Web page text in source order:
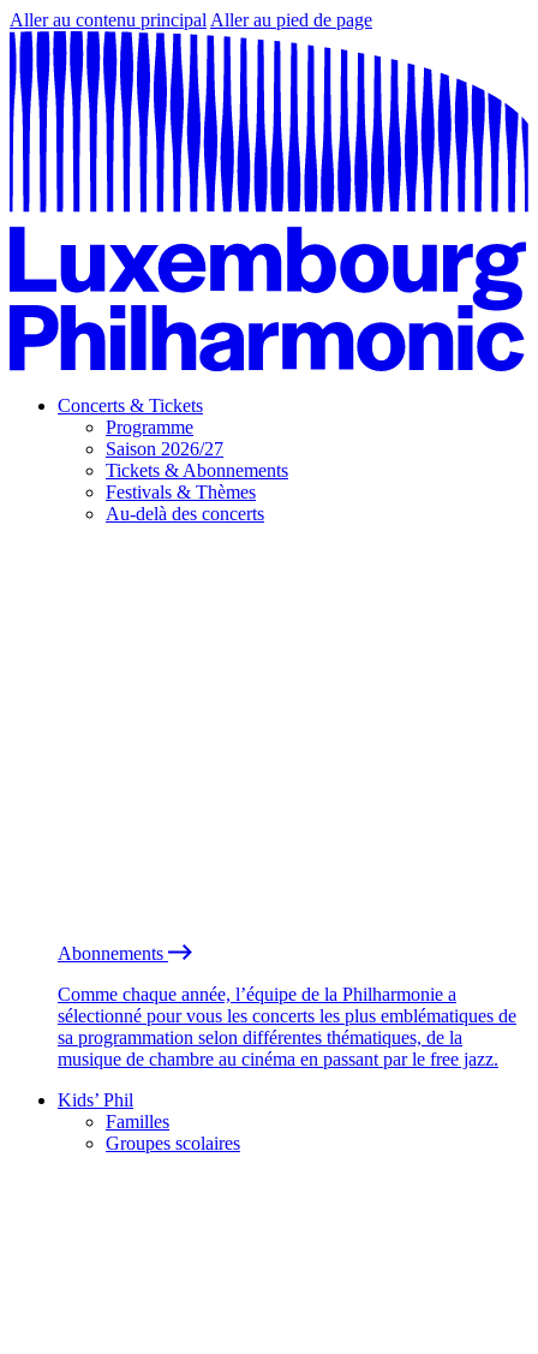
Aller au contenu principal Aller au pied de page
Concerts & Tickets
Programme
Saison 2026/27
Tickets & Abonnements
Festivals & Thèmes
Au-delà des concerts
Abonnements
Comme chaque année, l’équipe de la Philharmonie a
sélectionné pour vous les concerts les plus emblématiques de
sa programmation selon différentes thématiques, de la
musique de chambre au cinéma en passant par le free jazz.
Kids’ Phil
Familles
Groupes scolaires